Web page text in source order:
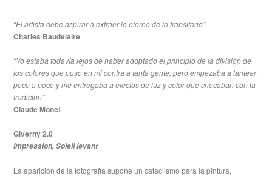
“El artista debe aspirar a extraerlo eterno de lo transitorio”
Charles Baudelaire
“Yo estaba todavía lejos de haber adoptado el principio de la división de
los colores que puso en mi contra a tanta gente, pero empezaba a tantear
poco a poco y me entregaba a efectos de luz y color que chocaban con la
tradición”
Claude Monet
Giverny 2.0
Impression, Soleil levant
La aparición de la fotografía supone un cataclismo para la pintura,